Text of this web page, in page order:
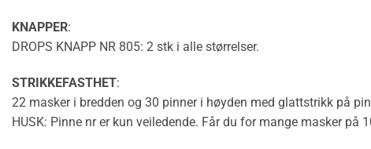
KNAPPER:
DROPS KNAPP NR 805: 2 stk i alle størrelser.
STRIKKEFASTHET:
22 masker i bredden og 30 pinner i høyden med glattstrikk på
HUSK: Pinne nr er kun veiledende. Får du for mange masker